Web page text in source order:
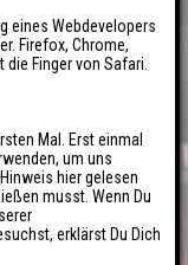
eines Webdevelopers
Firefox, Chrome,
Finger von Safari.
Mal. Erst einmal
um uns
hier gelesen
musst. Wenn Du
erklärst Du Dich